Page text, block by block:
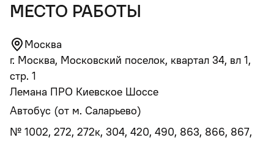
место работы
Москва
г. Москва, Московский поселок, квартал 34, вл 1,
стр. 1
Лемана ПРО Киевское Шоссе
Автобус (от м. Саларьево)
№ 1002, 272, 272к, 304, 420, 490, 863, 866, 867,